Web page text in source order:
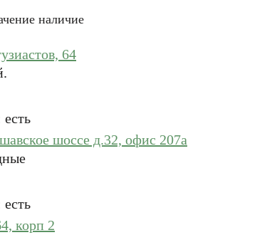
наличие
64
шоссе д.32, офис 207а
корп 2